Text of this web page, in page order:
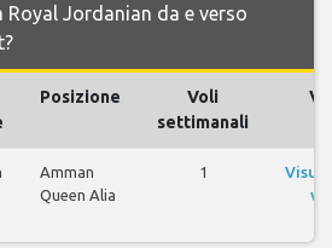
Jordanian da e verso
Posizione
Voli
settimanali
Amman
Queen Alia
1